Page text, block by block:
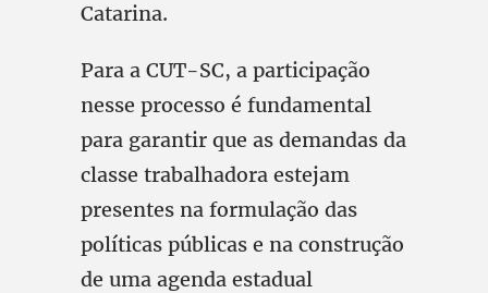
Catarina.
Para a CUT-SC, a participação
nesse processo é fundamental
para garantir que as demandas da
classe trabalhadora estejam
presentes na formulação das
políticas públicas e na construção
de uma agenda estadual